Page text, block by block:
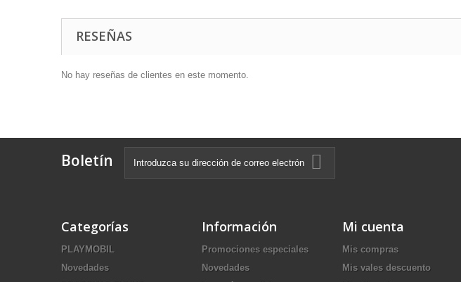
RESEÑAS
No hay reseñas de clientes en este momento.
Boletín
Categorías
PLAYMOBIL
Novedades
Información
Promociones especiales
Novedades
Mi cuenta
Mis compras
Mis vales descuento